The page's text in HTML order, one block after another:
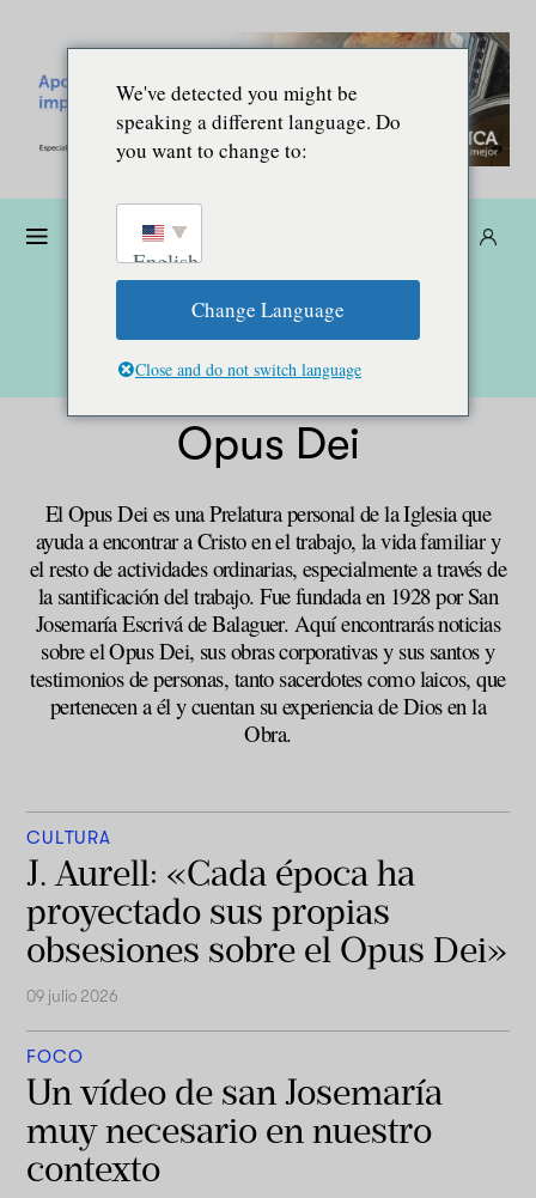
Opus Dei
El Opus Dei es una Prelatura personal de la Iglesia que
ayuda a encontrar a Cristo en el trabajo, la vida familiar y
el resto de actividades ordinarias, especialmente a través de
la santificación del trabajo. Fue fundada en 1928 por San
Josemaría Escrivá de Balaguer. Aquí encontrarás noticias
sobre el Opus Dei, sus obras corporativas y sus santos y
testimonios de personas, tanto sacerdotes como laicos, que
pertenecen a él y cuentan su experiencia de Dios en la
Obra.
CULTURA
J. Aurell: «Cada época ha
proyectado sus propias
obsesiones sobre el Opus Dei»
09 julio 2026
FOCO
Un vídeo de san Josemaría
muy necesario en nuestro
contexto
We've detected you might be
speaking a different language. Do
you want to change to:
English
Change Language
Close and do not switch language